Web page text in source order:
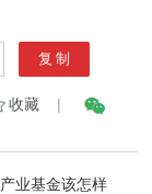
收藏|
业基金该怎样